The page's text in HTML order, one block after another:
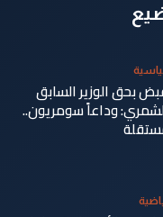
بحق الوزير السابق
وداعاً سومريون..